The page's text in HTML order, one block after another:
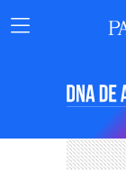
Menu